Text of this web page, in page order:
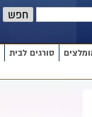
סורגים לבית
חפש